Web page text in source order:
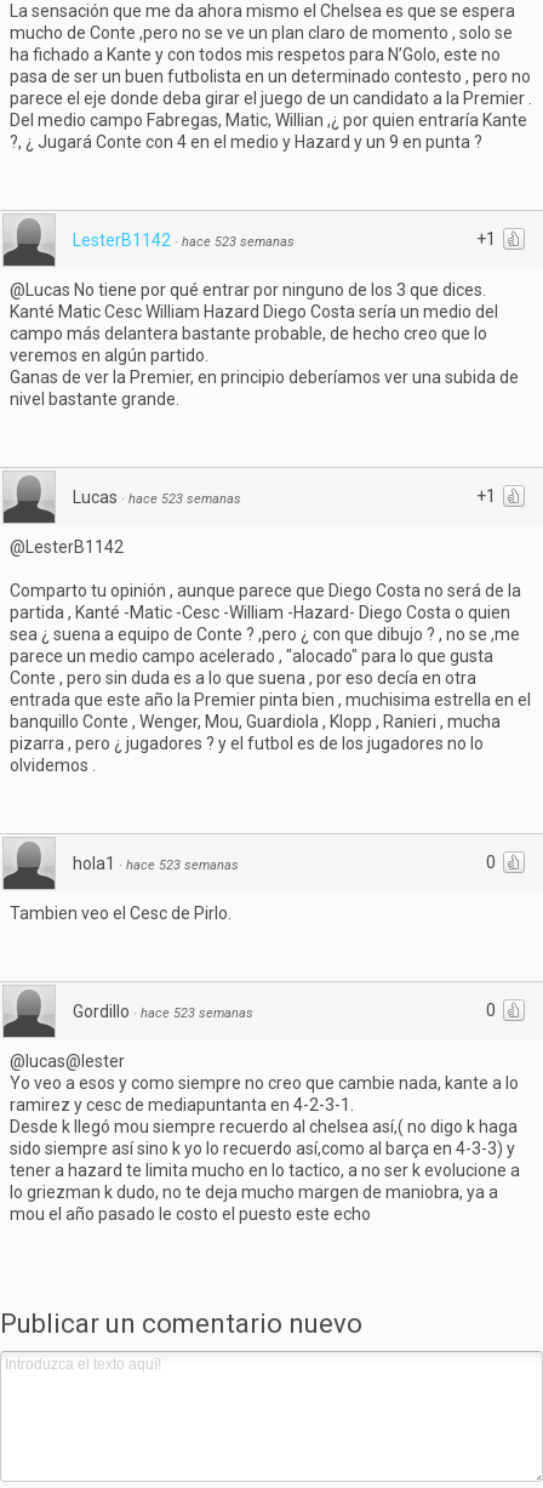
La sensación que me da ahora mismo el Chelsea es que se espera
mucho de Conte ,pero no se ve un plan claro de momento , solo se
ha fichado a Kante y con todos mis respetos para N’Golo, este no
pasa de ser un buen futbolista en un determinado contesto , pero no
parece el eje donde deba girar el juego de un candidato a la Premier .
Del medio campo Fabregas, Matic, Willian ,¿ por quien entraría Kante
?, ¿ Jugará Conte con 4 en el medio y Hazard y un 9 en punta ?
+1
LesterB1142 · hace 523 semanas
@Lucas No tiene por qué entrar por ninguno de los 3 que dices.
Kanté Matic Cesc William Hazard Diego Costa sería un medio del
campo más delantera bastante probable, de hecho creo que lo
veremos en algún partido.
Ganas de ver la Premier, en principio deberíamos ver una subida de
nivel bastante grande.
+1
Lucas · hace 523 semanas
@LesterB1142
Comparto tu opinión , aunque parece que Diego Costa no será de la
partida , Kanté -Matic -Cesc -William -Hazard- Diego Costa o quien
sea ¿ suena a equipo de Conte ? ,pero ¿ con que dibujo ? , no se ,me
parece un medio campo acelerado , "alocado" para lo que gusta
Conte , pero sin duda es a lo que suena , por eso decía en otra
entrada que este año la Premier pinta bien , muchisima estrella en el
banquillo Conte , Wenger, Mou, Guardiola , Klopp , Ranieri , mucha
pizarra , pero ¿ jugadores ? y el futbol es de los jugadores no lo
olvidemos .
0
hola1 · hace 523 semanas
Tambien veo el Cesc de Pirlo.
0
Gordillo · hace 523 semanas
@lucas@lester
Yo veo a esos y como siempre no creo que cambie nada, kante a lo
ramirez y cesc de mediapuntanta en 4-2-3-1.
Desde k llegó mou siempre recuerdo al chelsea así,( no digo k haga
sido siempre así sino k yo lo recuerdo así,como al barça en 4-3-3) y
tener a hazard te limita mucho en lo tactico, a no ser k evolucione a
lo griezman k dudo, no te deja mucho margen de maniobra, ya a
mou el año pasado le costo el puesto este echo
Publicar un comentario nuevo